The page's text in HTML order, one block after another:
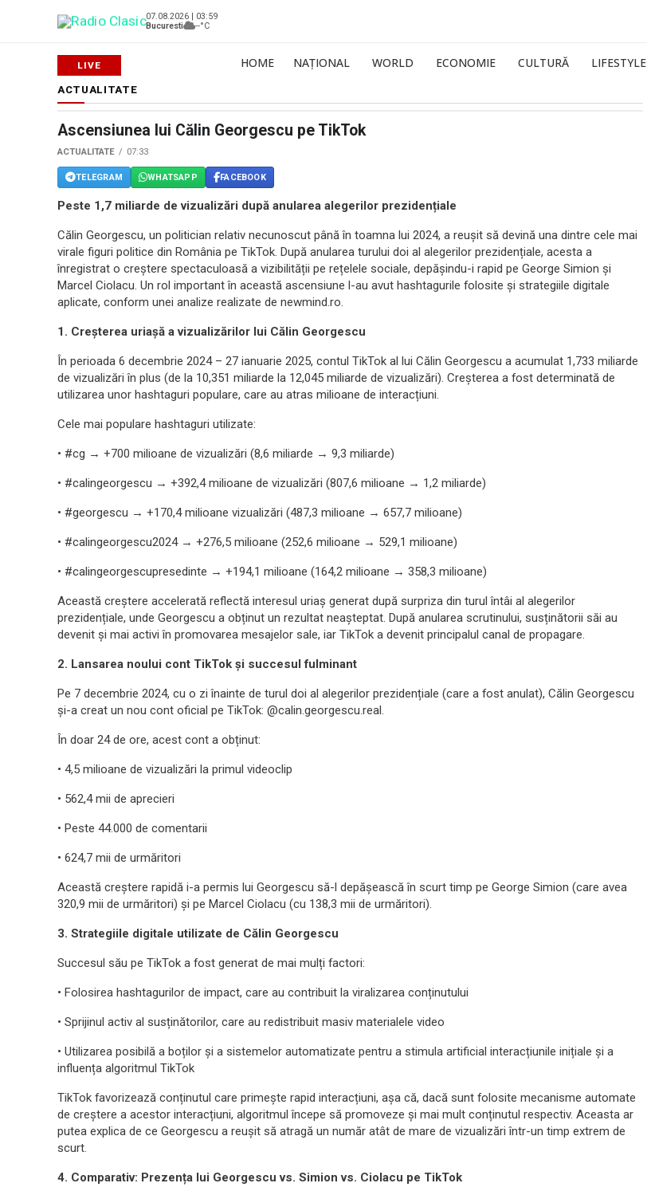
07.08.2026 | 03:59
Bucuresti
--°C
HOME NAȚIONAL WORLD ECONOMIE CULTURĂ LIFESTYLE
ACTUALITATE
Ascensiunea lui Călin Georgescu pe TikTok
ACTUALITATE 07:33
TELEGRAM WHATSAPP FACEBOOK
Peste 1,7 miliarde de vizualizări după anularea alegerilor prezidențiale
Călin Georgescu, un politician relativ necunoscut până în toamna lui 2024, a reușit să devină una dintre cele mai
virale figuri politice din România pe TikTok. După anularea turului doi al alegerilor prezidențiale, acesta a
înregistrat o creștere spectaculoasă a vizibilității pe rețelele sociale, depășindu-i rapid pe George Simion și
Marcel Ciolacu. Un rol important în această ascensiune l-au avut hashtagurile folosite și strategiile digitale
aplicate, conform unei analize realizate de newmind.ro.
1. Creșterea uriașă a vizualizărilor lui Călin Georgescu
În perioada 6 decembrie 2024 – 27 ianuarie 2025, contul TikTok al lui Călin Georgescu a acumulat 1,733 miliarde
de vizualizări în plus (de la 10,351 miliarde la 12,045 miliarde de vizualizări). Creșterea a fost determinată de
utilizarea unor hashtaguri populare, care au atras milioane de interacțiuni.
Cele mai populare hashtaguri utilizate:
• #cg → +700 milioane de vizualizări (8,6 miliarde → 9,3 miliarde)
• #calingeorgescu → +392,4 milioane de vizualizări (807,6 milioane → 1,2 miliarde)
• #georgescu → +170,4 milioane vizualizări (487,3 milioane → 657,7 milioane)
• #calingeorgescu2024 → +276,5 milioane (252,6 milioane → 529,1 milioane)
• #calingeorgescupresedinte → +194,1 milioane (164,2 milioane → 358,3 milioane)
Această creștere accelerată reflectă interesul uriaș generat după surpriza din turul întâi al alegerilor
prezidențiale, unde Georgescu a obținut un rezultat neașteptat. După anularea scrutinului, susținătorii săi au
devenit și mai activi în promovarea mesajelor sale, iar TikTok a devenit principalul canal de propagare.
2. Lansarea noului cont TikTok și succesul fulminant
Pe 7 decembrie 2024, cu o zi înainte de turul doi al alegerilor prezidențiale (care a fost anulat), Călin Georgescu
și-a creat un nou cont oficial pe TikTok: @calin.georgescu.real.
În doar 24 de ore, acest cont a obținut:
• 4,5 milioane de vizualizări la primul videoclip
• 562,4 mii de aprecieri
• Peste 44.000 de comentarii
• 624,7 mii de urmăritori
Această creștere rapidă i-a permis lui Georgescu să-l depășească în scurt timp pe George Simion (care avea
320,9 mii de urmăritori) și pe Marcel Ciolacu (cu 138,3 mii de urmăritori).
3. Strategiile digitale utilizate de Călin Georgescu
Succesul său pe TikTok a fost generat de mai mulți factori:
• Folosirea hashtagurilor de impact, care au contribuit la viralizarea conținutului
• Sprijinul activ al susținătorilor, care au redistribuit masiv materialele video
• Utilizarea posibilă a boților și a sistemelor automatizate pentru a stimula artificial interacțiunile inițiale și a
influența algoritmul TikTok
TikTok favorizează conținutul care primește rapid interacțiuni, așa că, dacă sunt folosite mecanisme automate
de creștere a acestor interacțiuni, algoritmul începe să promoveze și mai mult conținutul respectiv. Aceasta ar
putea explica de ce Georgescu a reușit să atragă un număr atât de mare de vizualizări într-un timp extrem de
scurt.
4. Comparativ: Prezența lui Georgescu vs. Simion vs. Ciolacu pe TikTok